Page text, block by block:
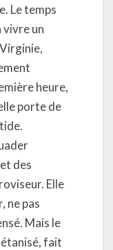
Le temps
vivre un
heure,
porte de
des
Elle
ne pas
Mais le
fait